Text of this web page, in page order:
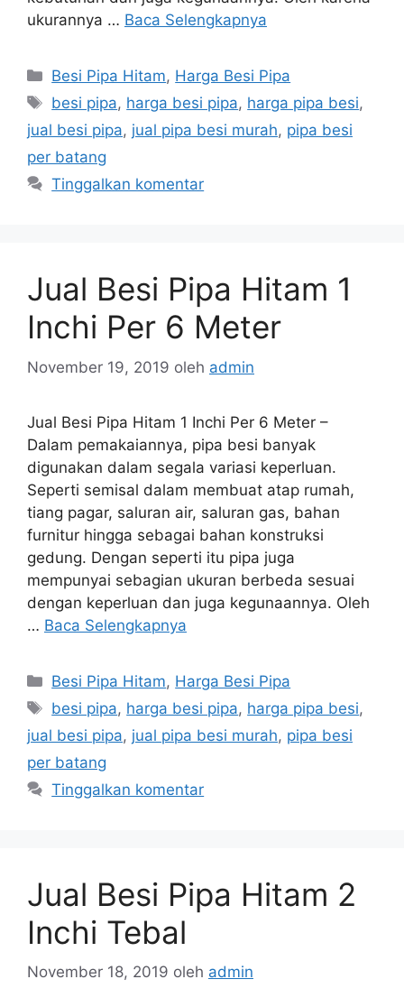
ukurannya … Baca Selengkapnya
Kategori
Besi Pipa Hitam, Harga Besi Pipa
Tag
besi pipa, harga besi pipa, harga pipa besi,
jual besi pipa, jual pipa besi murah, pipa besi
per batang
Tinggalkan komentar
Jual Besi Pipa Hitam 1
Inchi Per 6 Meter
November 19, 2019 oleh admin
Jual Besi Pipa Hitam 1 Inchi Per 6 Meter –
Dalam pemakaiannya, pipa besi banyak
digunakan dalam segala variasi keperluan.
Seperti semisal dalam membuat atap rumah,
tiang pagar, saluran air, saluran gas, bahan
furnitur hingga sebagai bahan konstruksi
gedung. Dengan seperti itu pipa juga
mempunyai sebagian ukuran berbeda sesuai
dengan keperluan dan juga kegunaannya. Oleh
… Baca Selengkapnya
Kategori
Besi Pipa Hitam, Harga Besi Pipa
Tag
besi pipa, harga besi pipa, harga pipa besi,
jual besi pipa, jual pipa besi murah, pipa besi
per batang
Tinggalkan komentar
Jual Besi Pipa Hitam 2
Inchi Tebal
November 18, 2019 oleh admin